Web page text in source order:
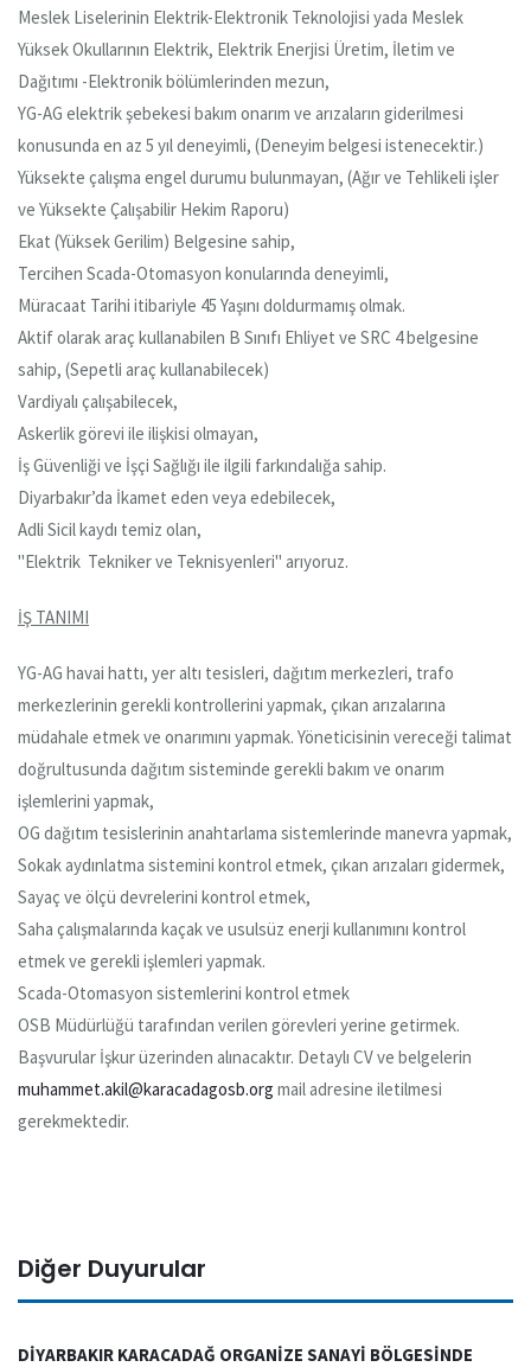
Meslek Liselerinin Elektrik-Elektronik Teknolojisi yada Meslek
Yüksek Okullarının Elektrik, Elektrik Enerjisi Üretim, İletim ve
Dağıtımı -Elektronik bölümlerinden mezun,
YG-AG elektrik şebekesi bakım onarım ve arızaların giderilmesi
konusunda en az 5 yıl deneyimli, (Deneyim belgesi istenecektir.)
Yüksekte çalışma engel durumu bulunmayan, (Ağır ve Tehlikeli işler
ve Yüksekte Çalışabilir Hekim Raporu)
Ekat (Yüksek Gerilim) Belgesine sahip,
Tercihen Scada-Otomasyon konularında deneyimli,
Müracaat Tarihi itibariyle 45 Yaşını doldurmamış olmak.
Aktif olarak araç kullanabilen B Sınıfı Ehliyet ve SRC 4 belgesine
sahip, (Sepetli araç kullanabilecek)
Vardiyalı çalışabilecek,
Askerlik görevi ile ilişkisi olmayan,
İş Güvenliği ve İşçi Sağlığı ile ilgili farkındalığa sahip.
Diyarbakır’da İkamet eden veya edebilecek,
Adli Sicil kaydı temiz olan,
"Elektrik Tekniker ve Teknisyenleri" arıyoruz.
İŞ TANIMI
YG-AG havai hattı, yer altı tesisleri, dağıtım merkezleri, trafo
merkezlerinin gerekli kontrollerini yapmak, çıkan arızalarına
müdahale etmek ve onarımını yapmak. Yöneticisinin vereceği talimat
doğrultusunda dağıtım sisteminde gerekli bakım ve onarım
işlemlerini yapmak,
OG dağıtım tesislerinin anahtarlama sistemlerinde manevra yapmak,
Sokak aydınlatma sistemini kontrol etmek, çıkan arızaları gidermek,
Sayaç ve ölçü devrelerini kontrol etmek,
Saha çalışmalarında kaçak ve usulsüz enerji kullanımını kontrol
etmek ve gerekli işlemleri yapmak.
Scada-Otomasyon sistemlerini kontrol etmek
OSB Müdürlüğü tarafından verilen görevleri yerine getirmek.
Başvurular İşkur üzerinden alınacaktır. Detaylı CV ve belgelerin
muhammet.akil@karacadagosb.org mail adresine iletilmesi
gerekmektedir.
Diğer Duyurular
DİYARBAKIR KARACADAĞ ORGANİZE SANAYİ BÖLGESİNDE